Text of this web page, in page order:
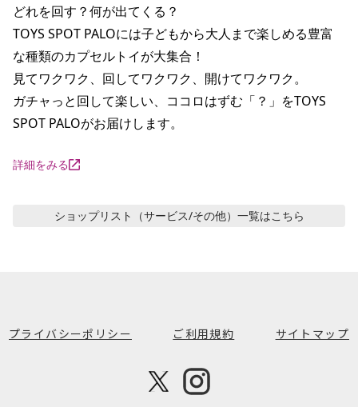
どれを回す？何が出てくる？
TOYS SPOT PALOには子どもから大人まで楽しめる豊富
な種類のカプセルトイが大集合！
見てワクワク、回してワクワク、開けてワクワク。
ガチャっと回して楽しい、ココロはずむ「？」をTOYS
SPOT PALOがお届けします。
詳細をみる
ショップリスト（サービス/その他） 一覧はこちら
プライバシーポリシー ご利用規約 サイトマップ